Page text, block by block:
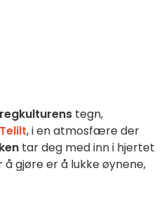
tegn,
, i en atmosfære der
tar deg med inn i hjertet
å gjøre er å lukke øynene,